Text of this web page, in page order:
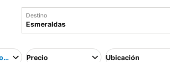
Destino
a mayorPrecio Ubicación